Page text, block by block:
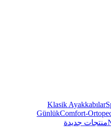
Klasik Ayakkabılar
GünlükComfort-
منتجات جديدة